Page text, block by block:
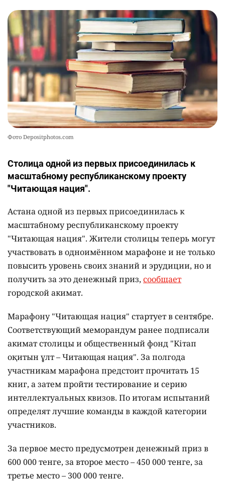
Фото Depositphotos.com
Столица одной из первых присоединилась к
масштабному республиканскому проекту
"Читающая нация".
Астана одной из первых присоединилась к
масштабному республиканскому проекту
"Читающая нация". Жители столицы теперь могут
участвовать в одноимённом марафоне и не только
повысить уровень своих знаний и эрудиции, но и
получить за это денежный приз, сообщает
городской акимат.
Марафону "Читающая нация" стартует в сентябре.
Соответствующий меморандум ранее подписали
акимат столицы и общественный фонд "Кітап
оқитын ұлт – Читающая нация". За полгода
участникам марафона предстоит прочитать 15
книг, а затем пройти тестирование и серию
интеллектуальных квизов. По итогам испытаний
определят лучшие команды в каждой категории
участников.
За первое место предусмотрен денежный приз в
600 000 тенге, за второе место – 450 000 тенге, за
третье место – 300 000 тенге.